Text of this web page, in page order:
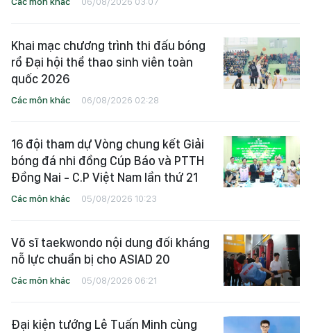
Khai mạc chương trình thi đấu bóng
rổ Đại hội thể thao sinh viên toàn
quốc 2026
Các môn khác 06/08/2026 02:28
16 đội tham dự Vòng chung kết Giải
bóng đá nhi đồng Cúp Báo và PTTH
Đồng Nai - C.P Việt Nam lần thứ 21
Các môn khác 05/08/2026 10:23
Võ sĩ taekwondo nội dung đối kháng
nỗ lực chuẩn bị cho ASIAD 20
Các môn khác 05/08/2026 06:21
Đại kiện tướng Lê Tuấn Minh cùng